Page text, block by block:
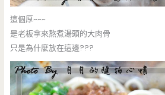
這個厚~~~
是老板拿來熬煮湯頭的大肉骨
只是為什麼放在這邊???